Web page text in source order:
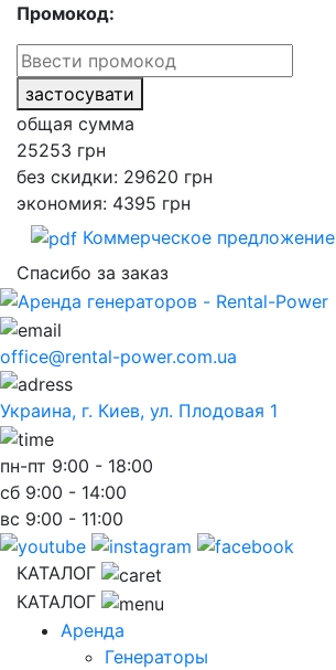
Промокод:
застосувати
общая сумма
25253 грн
без скидки: 29620 грн
экономия: 4395 грн
Коммерческое предложение
Спасибо за заказ
office@rental-power.com.ua
Украина, г. Киев, ул. Плодовая 1
пн-пт 9:00 - 18:00
сб 9:00 - 14:00
вс 9:00 - 11:00
КАТАЛОГ
КАТАЛОГ
Аренда
Генераторы